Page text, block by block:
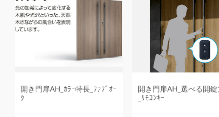
開き門扉AH_ｶﾗｰ特長_ﾌｧﾌﾞｵｰ
ｸ
開き門扉AH_選べる開
_ﾘﾓｺﾝｷｰ